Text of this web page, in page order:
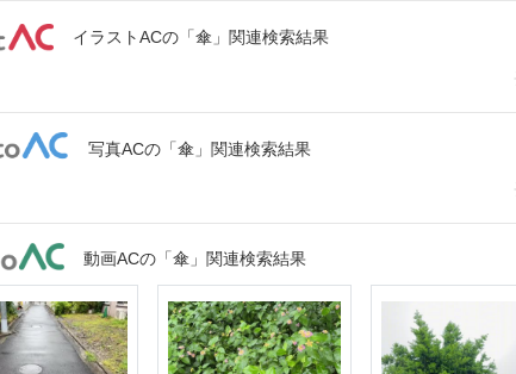
イラストACの「傘」関連検索結果
写真ACの「傘」関連検索結果
動画ACの「傘」関連検索結果